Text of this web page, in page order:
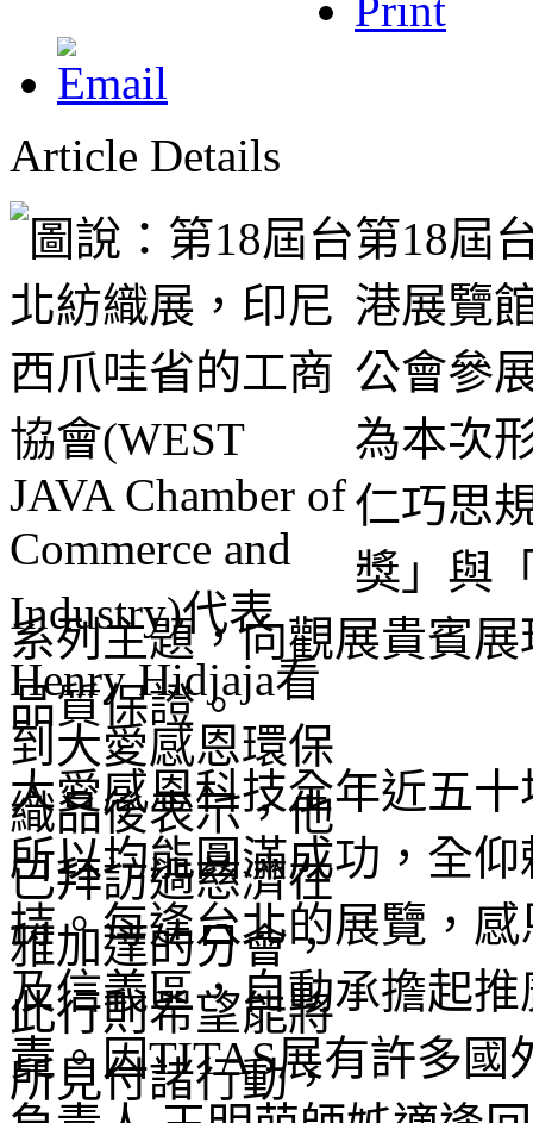
Article Details
第18屆
港展覽
公會參
為本次
仁巧思
獎」與
系列主題，向觀展貴賓
品質保證。
大愛感恩科技全年近五
所以均能圓滿成功，全
持。每逢台北的展覽，
及信義區，自動承擔起
責。因TITAS展有許多